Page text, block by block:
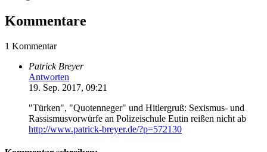
Kommentare
1 Kommentar
Patrick Breyer
Antworten
19. Sep. 2017, 09:21
"Türken", "Quotenneger" und Hitlergruß: Sexismus- und
Rassismusvorwürfe an Polizeischule Eutin reißen nicht ab
http://www.patrick-breyer.de/?p=572130